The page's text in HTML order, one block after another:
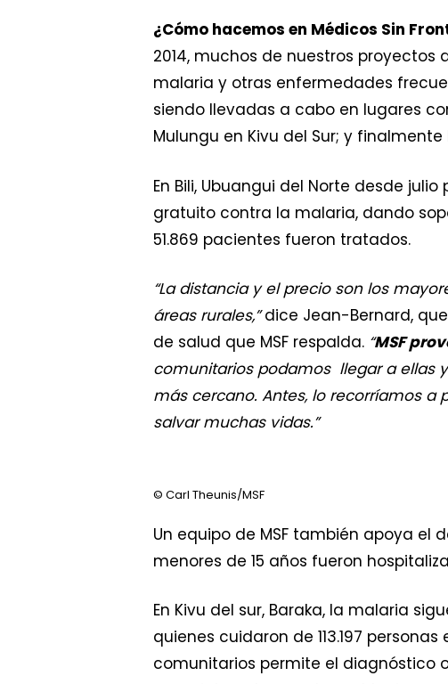
¿Cómo hacemos en Médicos Sin
2014, muchos de nuestros
malaria y otras enfermedades
siendo llevadas a cabo en lugares
Mulungu en Kivu del Sur; y
En Bili, Ubuangui del Norte desde
gratuito contra la malaria, dando
51.869 pacientes fueron tratados.
“La distancia y el precio son los
áreas rurales,”dice Jean-Bernard,
de salud que MSF respalda. “MSF
comunitarios podamos llegar a ellas
más cercano. Antes, lo recorríamos a
salvar muchas vidas.”
© Carl Theunis/MSF
Un equipo de MSF también apoya el
menores de 15 años fueron
En Kivu del sur, Baraka, la malaria
quienes cuidaron de 113.197
comunitarios permite el diagnóstico